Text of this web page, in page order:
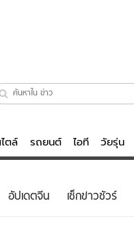
ตล์ รถยนต์ ไอที วัยรุ่น
ไลฟ์สไตล์
อัปเดตจีน เช็กข่าวชัวร์